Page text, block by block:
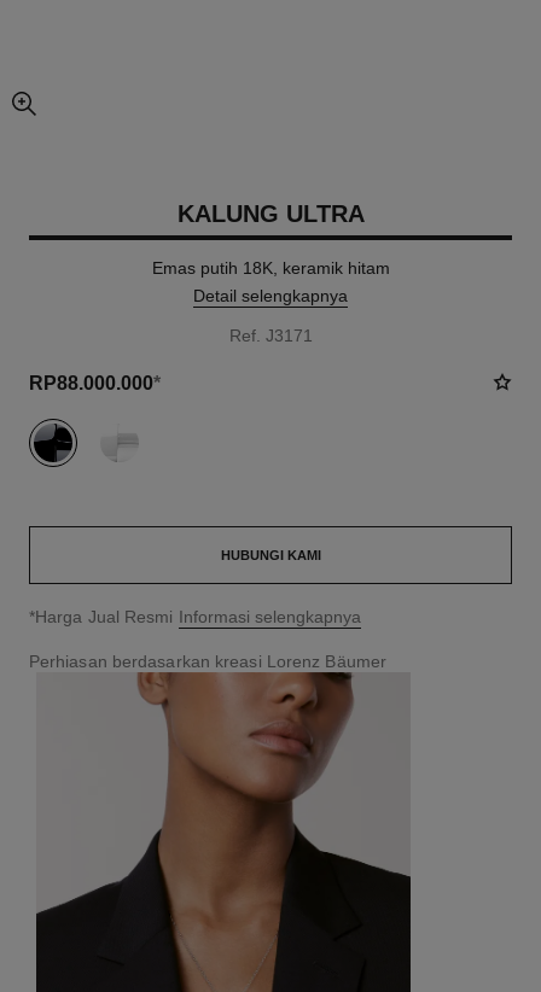
tampilan gambar yang lebih besar
KALUNG ULTRA
Emas putih 18K, keramik hitam
Detail selengkapnya
Ref. J3171
RP88.000.000*
varian
HUBUNGI KAMI
↩
*Harga Jual Resmi Informasi selengkapnya
Perhiasan berdasarkan kreasi Lorenz Bäumer